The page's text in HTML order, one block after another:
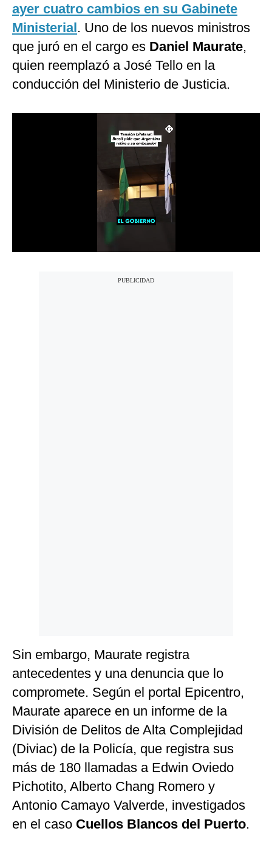
México
España
Internacional
Tecnología
ayer cuatro cambios en su Gabinete
Ministerial. Uno de los nuevos ministros
que juró en el cargo es Daniel Maurate,
quien reemplazó a José Tello en la
conducción del Ministerio de Justicia.
Sin embargo, Maurate registra
antecedentes y una denuncia que lo
compromete. Según el portal Epicentro,
Maurate aparece en un informe de la
División de Delitos de Alta Complejidad
(Diviac) de la Policía, que registra sus
más de 180 llamadas a Edwin Oviedo
Pichotito, Alberto Chang Romero y
Antonio Camayo Valverde, investigados
en el caso Cuellos Blancos del Puerto.